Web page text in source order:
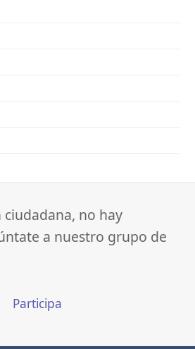
no hay
a nuestro grupo de
Participa